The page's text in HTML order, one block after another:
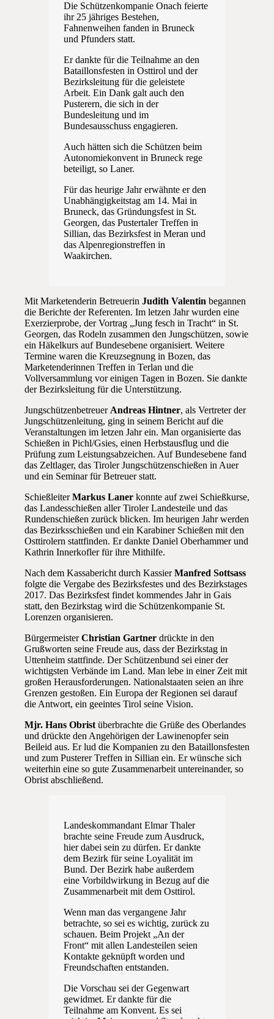
Die Schützenkompanie Onach feierte
ihr 25 jähriges Bestehen,
Fahnenweihen fanden in Bruneck
und Pfunders statt.
Er dankte für die Teilnahme an den
Bataillonsfesten in Osttirol und der
Bezirksleitung für die geleistete
Arbeit. Ein Dank galt auch den
Pusterern, die sich in der
Bundesleitung und im
Bundesausschuss engagieren.
Auch hätten sich die Schützen beim
Autonomiekonvent in Bruneck rege
beteiligt, so Laner.
Für das heurige Jahr erwähnte er den
Unabhängigkeitstag am 14. Mai in
Bruneck, das Gründungsfest in St.
Georgen, das Pustertaler Treffen in
Sillian, das Bezirksfest in Meran und
das Alpenregionstreffen in
Waakirchen.
Mit Marketenderin Betreuerin Judith Valentin begannen
die Berichte der Referenten. Im letzen Jahr wurden eine
Exerzierprobe, der Vortrag „Jung fesch in Tracht“ in St.
Georgen, das Rodeln zusammen den Jungschützen, sowie
ein Häkelkurs auf Bundesebene organisiert. Weitere
Termine waren die Kreuzsegnung in Bozen, das
Marketenderinnen Treffen in Terlan und die
Vollversammlung vor einigen Tagen in Bozen. Sie dankte
der Bezirksleitung für die Unterstützung.
Jungschützenbetreuer Andreas Hintner, als Vertreter der
Jungschützenleitung, ging in seinem Bericht auf die
Veranstaltungen im letzen Jahr ein. Man organisierte das
Schießen in Pichl/Gsies, einen Herbstausflug und die
Prüfung zum Leistungsabzeichen. Auf Bundesebene fand
das Zeltlager, das Tiroler Jungschützenschießen in Auer
und ein Seminar für Betreuer statt.
SchießleiterMarkus Laner konnte auf zwei Schießkurse,
das Landesschießen aller Tiroler Landesteile und das
Rundenschießen zurück blicken. Im heurigen Jahr werden
das Bezirksschießen und ein Karabiner Schießen mit den
Osttirolern stattfinden. Er dankte Daniel Oberhammer und
Kathrin Innerkofler für ihre Mithilfe.
Nach dem Kassabericht durch KassierManfred Sottsass
folgte die Vergabe des Bezirksfestes und des Bezirkstages
2017. Das Bezirksfest findet kommendes Jahr in Gais
statt, den Bezirkstag wird die Schützenkompanie St.
Lorenzen organisieren.
BürgermeisterChristian Gartner drückte in den
Grußworten seine Freude aus, dass der Bezirkstag in
Uttenheim stattfinde. Der Schützenbund sei einer der
wichtigsten Verbände im Land. Man lebe in einer Zeit mit
großen Herausforderungen. Nationalstaaten seien an ihre
Grenzen gestoßen. Ein Europa der Regionen sei darauf
die Antwort, ein geeintes Tirol seine Vision.
Mjr. Hans Obrist überbrachte die Grüße des Oberlandes
und drückte den Angehörigen der Lawinenopfer sein
Beileid aus. Er lud die Kompanien zu den Bataillonsfesten
und zum Pusterer Treffen in Sillian ein. Er wünsche sich
weiterhin eine so gute Zusammenarbeit untereinander, so
Obrist abschließend.
Landeskommandant Elmar Thaler
brachte seine Freude zum Ausdruck,
hier dabei sein zu dürfen. Er dankte
dem Bezirk für seine Loyalität im
Bund. Der Bezirk habe außerdem
eine Vorbildwirkung in Bezug auf die
Zusammenarbeit mit dem Osttirol.
Wenn man das vergangene Jahr
betrachte, so sei es wichtig, zurück zu
schauen. Beim Projekt „An der
Front“ mit allen Landesteilen seien
Kontakte geknüpft worden und
Freundschaften entstanden.
Die Vorschau sei der Gegenwart
gewidmet. Er dankte für die
Teilnahme am Konvent. Es sei